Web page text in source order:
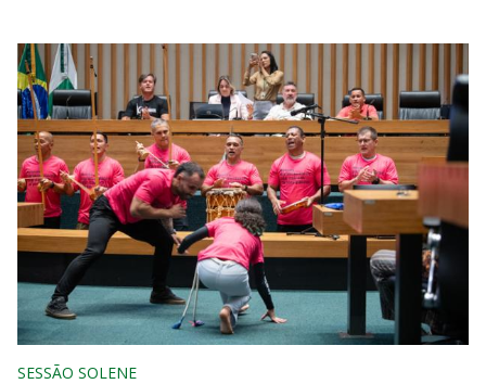
SESSÃO SOLENE